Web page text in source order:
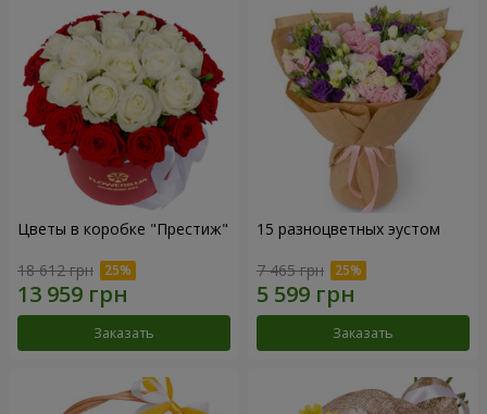
Цветы в коробке "Престиж"
18 612 грн
Заказать
15 разноцветных эустом
7 465 грн
Заказать